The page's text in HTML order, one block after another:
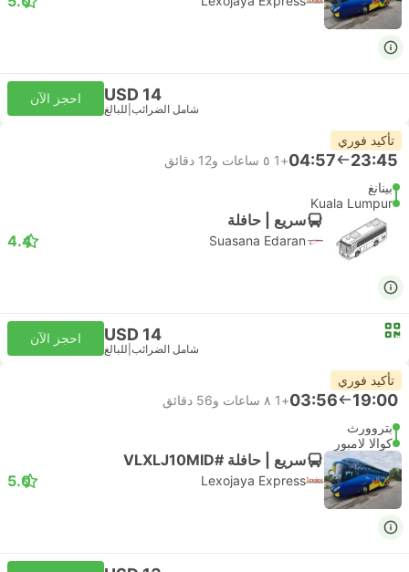
USD 14
شامل الضرائب للبالغ
احجز الآن
تأكيد فوري
23:45
04:57
+1
٥ ساعات و‫12 دقائق
بينانغ
Kuala Lumpur
سريع | حافلة
Suasana Edaran
4.4
USD 14
شامل الضرائب للبالغ
احجز الآن
تأكيد فوري
19:00
03:56
+1
٨ ساعات و‫56 دقائق
بتروورث
كوالا لامبور
سريع | حافلة #VLXLJ10MID
Lexojaya Express
5.0